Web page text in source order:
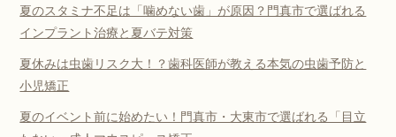
夏のスタミナ不足は「噛めない歯」が原因？門真市で選ばれる
インプラント治療と夏バテ対策
夏休みは虫歯リスク大！？歯科医師が教える本気の虫歯予防と
小児矯正
夏のイベント前に始めたい！門真市・大東市で選ばれる「目立